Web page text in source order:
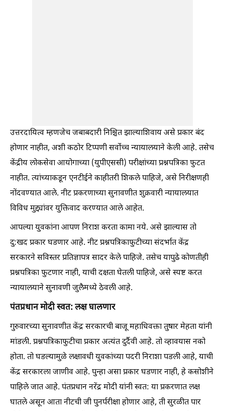
उत्तरदायित्व म्हणजेच जबाबदारी निश्चित झाल्याशिवाय असे प्रकार बंद
होणार नाहीत, अशी कठोर टिप्पणी सर्वोच्च न्यायालयाने केली आहे. तसेच
केंद्रीय लोकसेवा आयोगाच्या (युपीएससी) परीक्षांच्या प्रश्नपत्रिका फुटत
नाहीत. त्यांच्याकडून एनटीईने काहीतरी शिकले पाहिजे, असे निरीक्षणही
नोंदवण्यात आले. नीट प्रकरणाच्या सुनावणीत शुक्रवारी न्यायालयात
विविध मुद्द्यांवर युक्तिवाद करण्यात आले आहेत.
आपल्या युवकांना आपण निराश करता कामा नये. असे झाल्यास तो
दु:खद प्रकार घडणार आहे. नीट प्रश्नपत्रिकाफुटीच्या संदर्भात केंद्र
सरकारने सविस्तर प्रतिज्ञापत्र सादर केले पाहिजे. तसेच यापुढे कोणतीही
प्रश्नपत्रिका फुटणार नाही, याची दक्षता घेतली पाहिजे, असे स्पष्ट करत
न्यायालयाने सुनावणी जुलैमध्ये ठेवली आहे.
पंतप्रधान मोदी स्वत: लक्ष घालणार
गुरुवारच्या सुनावणीत केंद्र सरकारची बाजू महाधिवक्ता तुषार मेहता यांनी
मांडली. प्रश्नपत्रिकाफुटीचा प्रकार अत्यंत दुर्दैवी आहे. तो व्हावयास नको
होता. तो घडल्यामुळे लक्षावधी युवकांच्या पदरी निराशा पडली आहे, याची
केंद्र सरकारला जाणीव आहे. पुन्हा असा प्रकार घडणार नाही, हे कसोशीने
पाहिले जात आहे. पंतप्रधान नरेंद्र मोदी यांनी स्वत: या प्रकरणात लक्ष
घातले असून आता नीटची जी पुनर्परीक्षा होणार आहे, ती सुरळीत पार